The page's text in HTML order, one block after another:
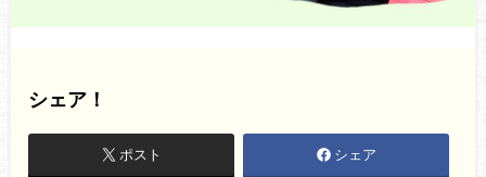
シェア！
ポスト シェア